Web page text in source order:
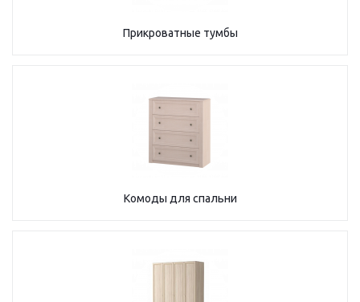
Прикроватные тумбы
Комоды для спальни